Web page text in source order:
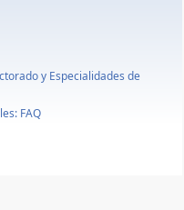
y Especialidades de
FAQ